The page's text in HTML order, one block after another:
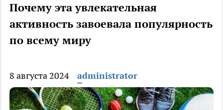
Почему эта увлекательная
активность завоевала популярность
по всему миру
8 августа 2024 administrator